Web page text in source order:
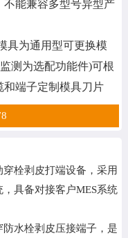
不能兼容多型号异型产
具为通用型可更换模
测为选配功能件)可根
和端子定制模具刀片
栓剥皮打端设备，采用
具备对接客户MES系统
水栓剥皮压接端子，是